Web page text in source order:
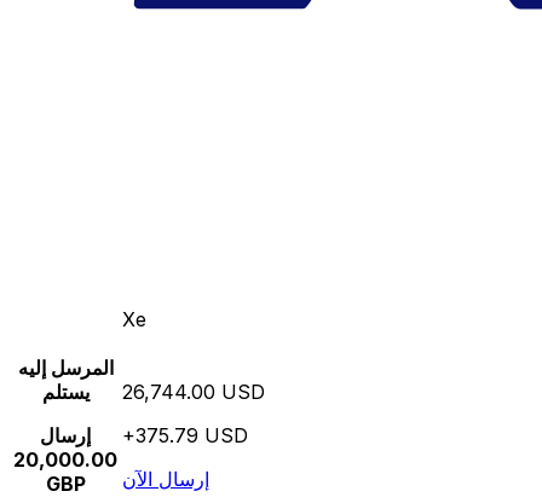
Xe
المرسل إليه
يستلم
إرسال
20,000.00
GBP
26,744.00 USD
+375.79 USD
إرسال الآن